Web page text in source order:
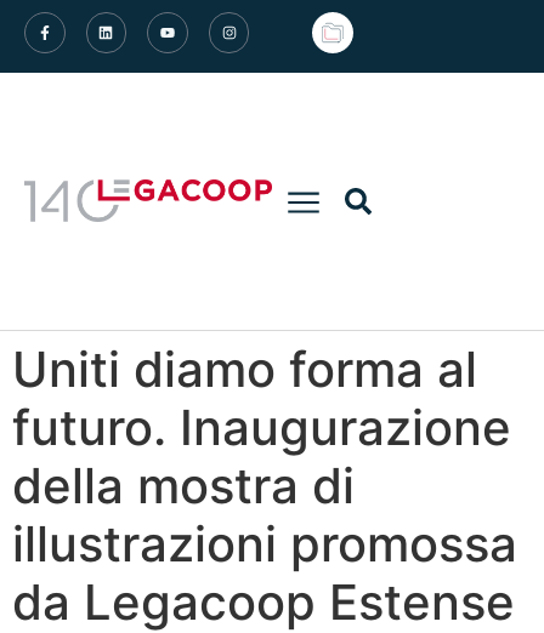
Uniti diamo forma al
futuro. Inaugurazione
della mostra di
illustrazioni promossa
da Legacoop Estense